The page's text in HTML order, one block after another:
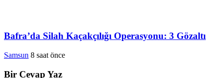
Bafra’da Silah Kaçakçılığı Operasyonu: 3 Gözaltı
Samsun 8 saat önce
Bir Cevap Yaz